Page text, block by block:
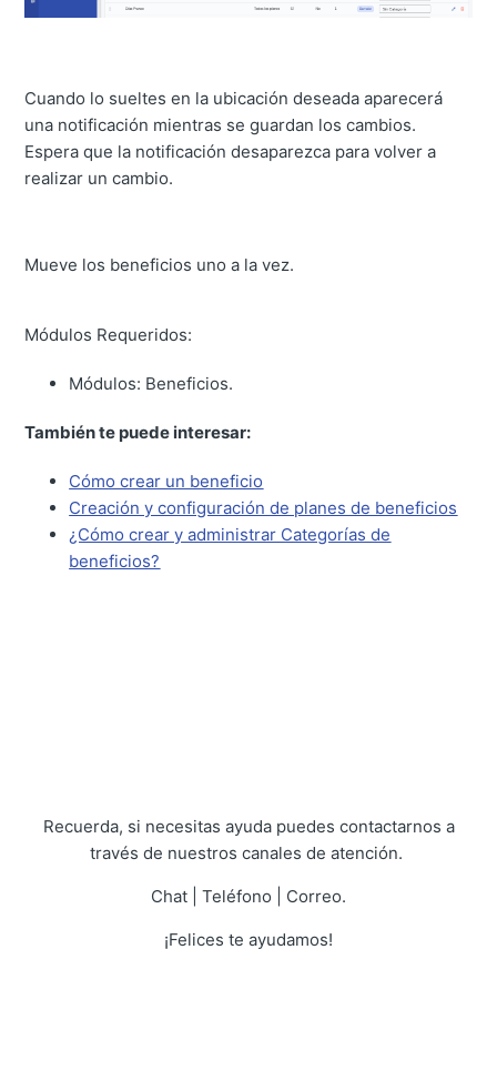
Cuando lo sueltes en la ubicación deseada aparecerá
una notificación mientras se guardan los cambios.
Espera que la notificación desaparezca para volver a
realizar un cambio.
Mueve los beneficios uno a la vez.
Módulos Requeridos:
Módulos: Beneficios.
También te puede interesar:
Cómo crear un beneficio
Creación y configuración de planes de beneficios
¿Cómo crear y administrar Categorías de
beneficios?
Recuerda, si necesitas ayuda puedes contactarnos a
través de nuestros canales de atención.
Chat | Teléfono | Correo.
¡Felices te ayudamos!